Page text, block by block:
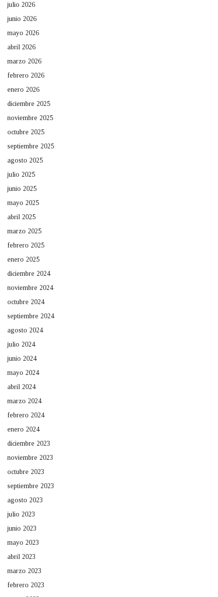
julio 2026
junio 2026
mayo 2026
abril 2026
marzo 2026
febrero 2026
enero 2026
diciembre 2025
noviembre 2025
octubre 2025
septiembre 2025
agosto 2025
julio 2025
junio 2025
mayo 2025
abril 2025
marzo 2025
febrero 2025
enero 2025
diciembre 2024
noviembre 2024
octubre 2024
septiembre 2024
agosto 2024
julio 2024
junio 2024
mayo 2024
abril 2024
marzo 2024
febrero 2024
enero 2024
diciembre 2023
noviembre 2023
octubre 2023
septiembre 2023
agosto 2023
julio 2023
junio 2023
mayo 2023
abril 2023
marzo 2023
febrero 2023